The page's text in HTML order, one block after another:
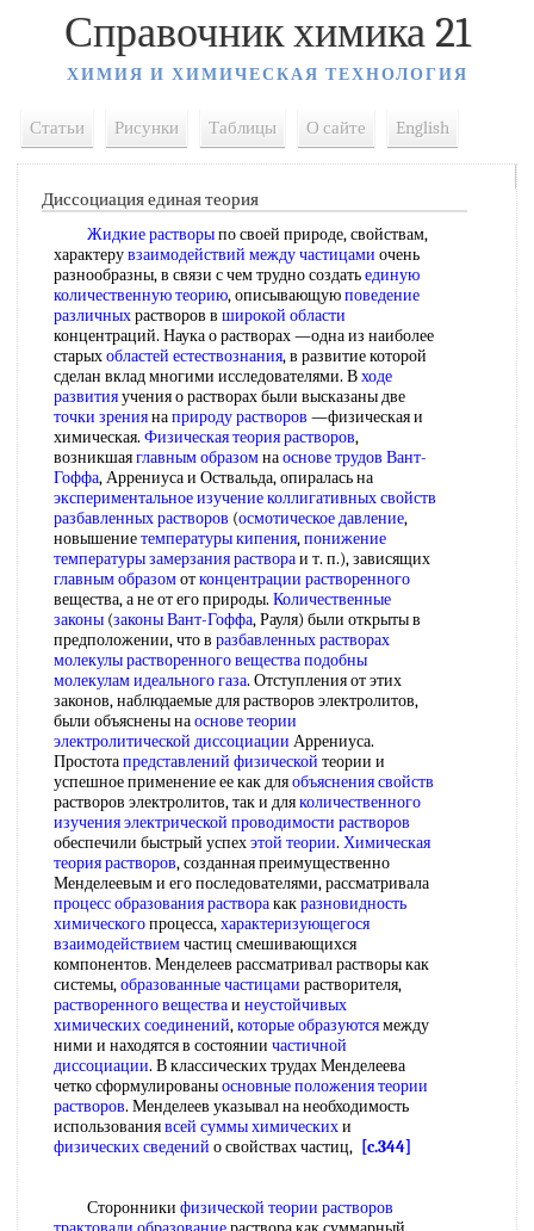
Справочник химика 21
ХИМИЯ И ХИМИЧЕСКАЯ ТЕХНОЛОГИЯ
Статьи Рисунки Таблицы О сайте English
Диссоциация единая теория
Жидкие растворыпо своей природе, свойствам,
характерувзаимодействий между частицами очень
разнообразны, в связи с чем трудно создатьединую
количественную теорию, описывающуюповедение
различныхрастворов в широкой области
концентраций. Наука о растворах —одна из наиболее
старыхобластей естествознания, в развитие которой
сделан вклад многими исследователями. Входе
развитияучения о растворах были высказаны две
точки зрениянаприроду растворов —физическая и
химическая. Физическая теория растворов,
возникшаяглавным образомнаоснове трудов Вант-
Гоффа, Аррениуса и Оствальда, опиралась на
экспериментальное изучениеколлигативных свойств
разбавленных растворов (осмотическое давление,
новышениетемпературы кипения,понижение
температуры замерзания раствораи т. п.), зависящих
главным образомотконцентрации растворенного
вещества, а не от его природы. Количественные
законы (законы Вант-Гоффа, Рауля) были открыты в
предположении, что в разбавленных растворах
молекулы растворенноговещества подобны
молекулам идеального газа. Отступления от этих
законов, наблюдаемые для растворов электролитов,
были объяснены наоснове теории
электролитической диссоциации Аррениуса.
Простотапредставлений физической теории и
успешное применение ее как дляобъяснения свойств
растворов электролитов, так и дляколичественного
изученияэлектрической проводимости растворов
обеспечили быстрый успехэтой теории. Химическая
теория растворов, созданная преимущественно
Менделеевым и его последователями, рассматривала
процесс образования растворакакразновидность
химическогопроцесса,характеризующегося
взаимодействиемчастиц смешивающихся
компонентов. Менделеев рассматривал растворы как
системы,образованные частицами растворителя,
растворенного веществаи неустойчивых
химических соединений,которые образуютсямежду
ними и находятся в состоянии частичной
диссоциации. В классических трудах Менделеева
четко сформулированыосновные положения теории
растворов. Менделеев указывал на необходимость
использованиявсей суммы химическихи
физических сведений о свойствах частиц, [c.344]
Сторонники физической теории растворов